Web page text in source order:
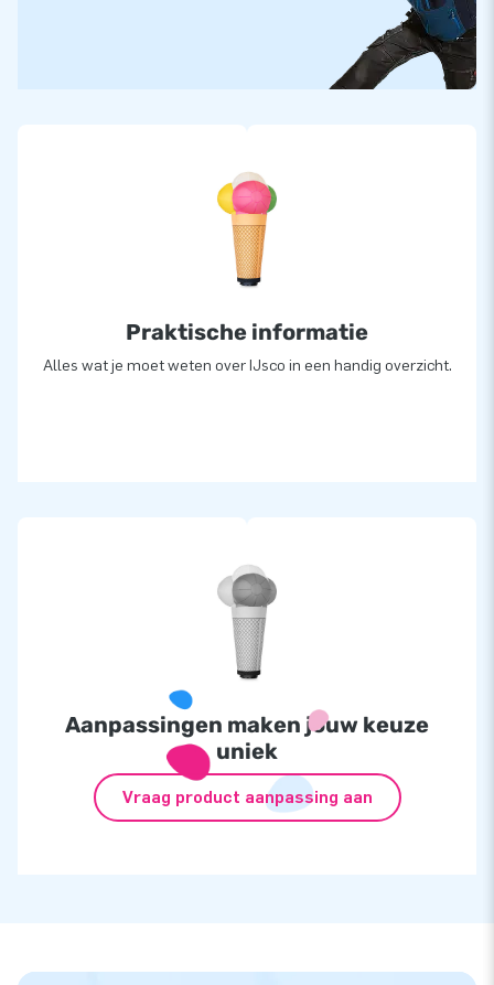
Praktische informatie
Alles wat je moet weten over IJsco in een handig overzicht.
Aanpassingen maken jouw keuze
uniek
Vraag product aanpassing aan